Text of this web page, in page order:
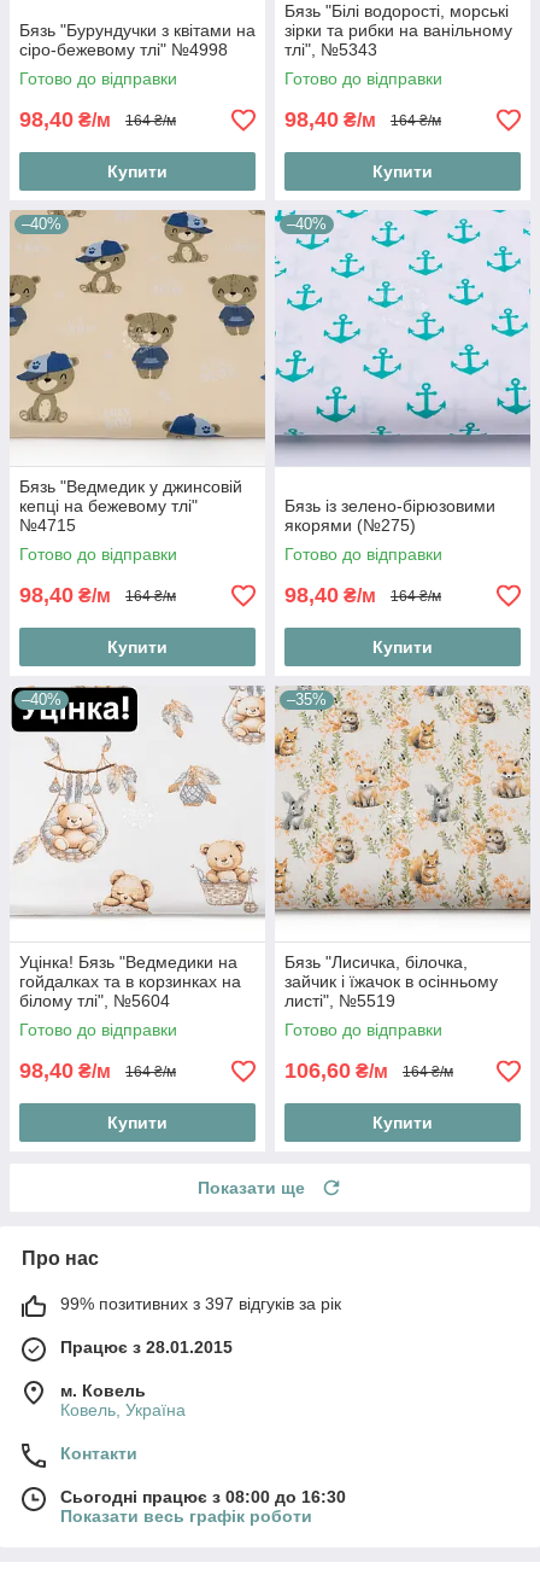
Бязь "Бурундучки з квітами на
сіро-бежевому тлі" №4998
Готово до відправки
98,40 ₴/м 164 ₴/м
Купити
Бязь "Білі водорості, морські
зірки та рибки на ванільному
тлі", №5343
Готово до відправки
98,40 ₴/м 164 ₴/м
Купити
–40%
Бязь "Ведмедик у джинсовій
кепці на бежевому тлі"
№4715
Готово до відправки
98,40 ₴/м 164 ₴/м
Купити
–40%
Бязь із зелено-бірюзовими
якорями (№275)
Готово до відправки
98,40 ₴/м 164 ₴/м
Купити
–40%
Уцінка! Бязь "Ведмедики на
гойдалках та в корзинках на
білому тлі", №5604
Готово до відправки
98,40 ₴/м 164 ₴/м
Купити
–35%
Бязь "Лисичка, білочка,
зайчик і їжачок в осінньому
листі", №5519
Готово до відправки
106,60 ₴/м 164 ₴/м
Купити
Показати ще
Про нас
99% позитивних з 397 відгуків за рік
Працює з 28.01.2015
м. Ковель
Ковель, Україна
Контакти
Сьогодні працює з 08:00 до 16:30
Показати весь графік роботи